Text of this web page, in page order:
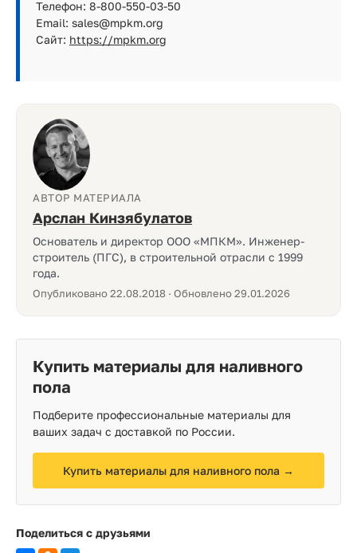
Телефон: 8-800-550-03-50
Email: sales@mpkm.org
Сайт: https://mpkm.org
АВТОР МАТЕРИАЛА
Арслан Кинзябулатов
Основатель и директор ООО «МПКМ». Инженер-
строитель (ПГС), в строительной отрасли с 1999
года.
Опубликовано 22.08.2018 · Обновлено 29.01.2026
Купить материалы для наливного
пола
Подберите профессиональные материалы для
ваших задач с доставкой по России.
Купить материалы для наливного пола →
Поделиться с друзьями